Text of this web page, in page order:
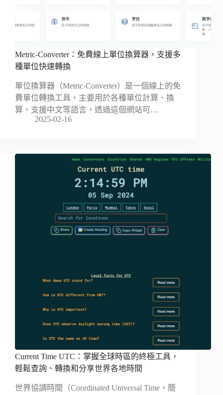
Metric-Converter：免費線上單位換算器，支援多
種單位快速轉換
單位換算器（Metric-Converter）是一個線上的免
費單位轉換工具，主要用於各種單位計算、換
算，支援中文等語言，透過這個網站可…
2025-02-16
Current Time UTC：掌握全球時區的終極工具，
輕鬆查詢、轉換和分享世界各地時間
世界協調時間（Coordinated Universal Time，簡